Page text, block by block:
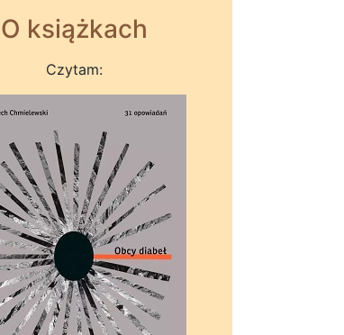
O książkach
Czytam: